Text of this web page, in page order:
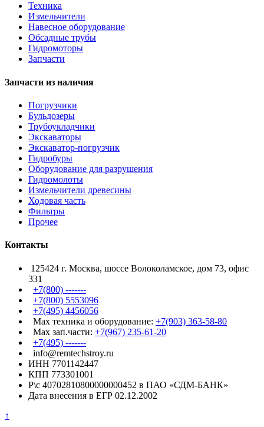
Техника
Измельчители
Навесное оборудование
Обсадные трубы
Гидромоторы
Запчасти
Запчасти из наличия
Погрузчики
Бульдозеры
Трубоукладчики
Экскаваторы
Экскаватор-погрузчик
Гидробуры
Оборудование для разрушения
Гидромолоты
Измельчители древесины
Ходовая часть
Фильтры
Прочее
Контакты
125424 г. Москва, шоссе Волоколамское, дом 73, офис
331
+7(800) -------
+7(800) 5553096
+7(495) 4456056
Max техника и оборудование: +7(903) 363-58-80
Max зап.части: +7(967) 235-61-20
+7(495) -------
info@remtechstroy.ru
ИНН 7701142447
КПП 773301001
Р\с 40702810800000000452 в ПАО «СДМ-БАНК»
Дата внесения в ЕГР 02.12.2002
↑